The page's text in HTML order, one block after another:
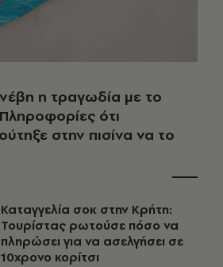
η τραγωδία με το
ότι
στην πισίνα να το
Καταγγελία σοκ στην Κρήτη:
Τουρίστας ρωτούσε πόσο να
πληρώσει για να ασελγήσει σε
10χρονο κορίτσι